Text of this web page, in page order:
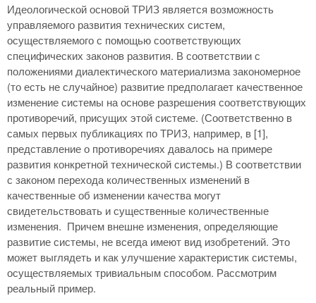
Идеологической основой ТРИЗ является возможность
управляемого развития технических систем,
осуществляемого с помощью соответствующих
специфических законов развития. В соответствии с
положениями диалектического материализма закономерное
(то есть не случайное) развитие предполагает качественное
изменение системы на основе разрешения соответствующих
противоречий, присущих этой системе. (Соответственно в
самых первых публикациях по ТРИЗ, например, в [1],
представление о противоречиях давалось на примере
развития конкретной технической системы.) В соответствии
с законом перехода количественных изменений в
качественные об изменении качества могут
свидетельствовать и существенные количественные
изменения. Причем внешне изменения, определяющие
развитие системы, не всегда имеют вид изобретений. Это
может выглядеть и как улучшение характеристик системы,
осуществляемых тривиальным способом. Рассмотрим
реальный пример.